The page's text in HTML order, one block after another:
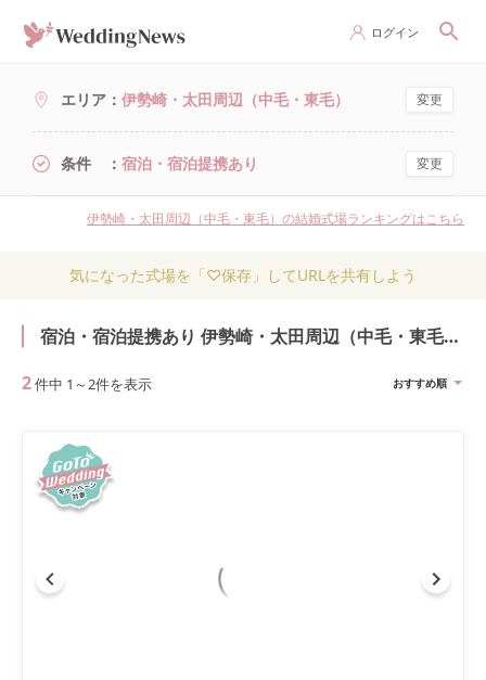
ログイン
エリア 伊勢崎・太田周辺（中毛・東毛） 変更
条件 宿泊・宿泊提携あり 変更
伊勢崎・太田周辺（中毛・東毛）の結婚式場ランキングはこちら
気になった式場を「♡保存」してURLを共有しよう
宿泊・宿泊提携あり 伊勢崎・太田周辺（中毛・東毛）の結婚式・結婚式場
2件中 1 ～ 2件を表示 おすすめ順